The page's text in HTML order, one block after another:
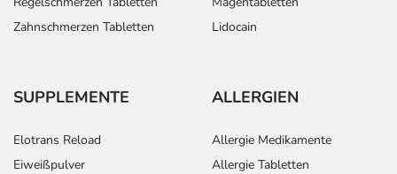
Zahnschmerzen Tabletten
Lidocain
SUPPLEMENTE
Elotrans Reload
Eiweißpulver
ALLERGIEN
Allergie Medikamente
Allergie Tabletten